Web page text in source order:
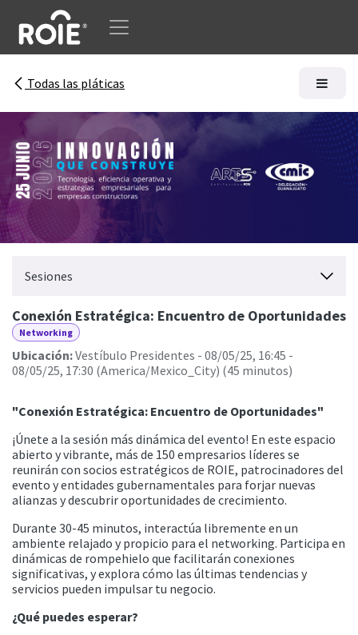
Ir al contenido
Todas las pláticas
Sesiones
Conexión Estratégica: Encuentro de Oportunidades
Networking
Ubicación:Vestíbulo Presidentes - 08/05/25, 16:45 -
08/05/25, 17:30 (America/Mexico_City) (45 minutos)
"Conexión Estratégica: Encuentro de Oportunidades"
¡Únete a la sesión más dinámica del evento! En este espacio
abierto y vibrante, más de 150 empresarios líderes se
reunirán con socios estratégicos de ROIE, patrocinadores del
evento y entidades gubernamentales para forjar nuevas
alianzas y descubrir oportunidades de crecimiento.
Durante 30-45 minutos, interactúa libremente en un
ambiente relajado y propicio para el networking. Participa en
dinámicas de rompehielo que facilitarán conexiones
significativas, y explora cómo las últimas tendencias y
servicios pueden impulsar tu negocio.
¿Qué puedes esperar?